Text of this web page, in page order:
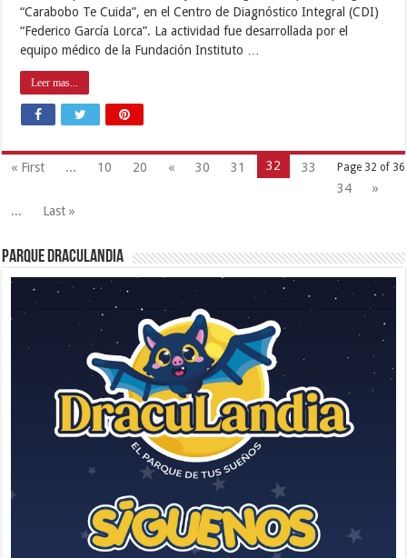
“Carabobo Te Cuida”, en el Centro de Diagnóstico Integral (CDI)
“Federico García Lorca”. La actividad fue desarrollada por el
equipo médico de la Fundación Instituto …
Leer mas...
Page 32 of 36
« First ... 10 20 « 30 31 32
33
34
»
...
Last »
Parque Draculandia